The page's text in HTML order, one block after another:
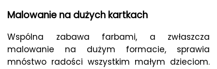
Malowanie na dużych kartkach
Wspólna zabawa farbami, a zwłaszcza
malowanie na dużym formacie, sprawia
mnóstwo radości wszystkim małym dzieciom.